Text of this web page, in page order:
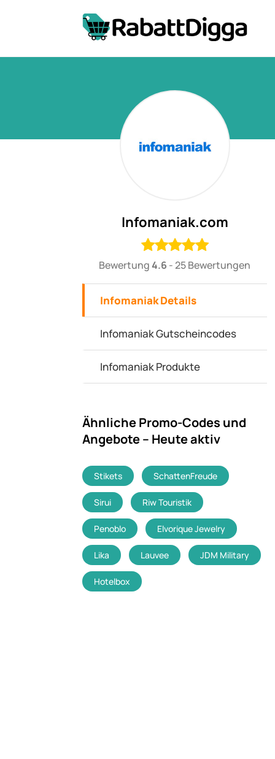
Infomaniak.com
Bewertung4.6 -25 Bewertungen
Infomaniak Details
Infomaniak Gutscheincodes
Infomaniak Produkte
Ähnliche Promo-Codes und
Angebote – Heute aktiv
Stikets SchattenFreude
Sirui Riw Touristik
Penoblo Elvorique Jewelry
Lika Lauvee JDM Military
Hotelbox